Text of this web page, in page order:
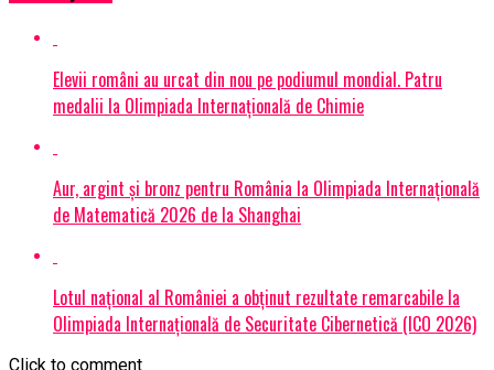
Elevii români au urcat din nou pe podiumul mondial. Patru
medalii la Olimpiada Internațională de Chimie
Aur, argint și bronz pentru România la Olimpiada Internațională
de Matematică 2026 de la Shanghai
Lotul național al României a obținut rezultate remarcabile la
Olimpiada Internațională de Securitate Cibernetică (ICO 2026)
Click to comment